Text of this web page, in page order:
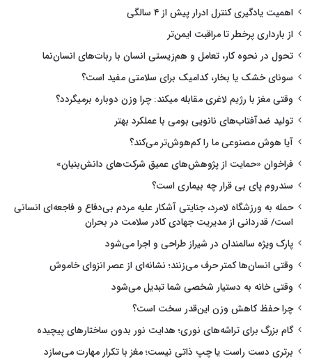
اهمیت یادگیری کنترل ادرار پیش از ۴ سالگی
از بارداری پرخطر تا مراقبت ایمن‌تر
تحول در نحوه کار، تعامل و هم‌زیستی انسان با ربات‌های انسان‌نما
سونای خشک یا بخار، کدامیک برای سلامتی مفید است؟
وقتی مغز با رژیم لاغری مقابله میکند: چرا وزن دوباره برمیگردد؟
تولید ضدآفتاب‌های نانویی بومی با عملکرد بهتر
آیا هوش مصنوعی ما را کم‌هوش‌تر می‌کند؟
فراخوان «حمایت از پژوهش‌های عمیق شرکت‌های دانش‌بنیان»
سندروم پای بی قرار چه بیماری است؟
حمله به ورزشگاه لامرد، جنایتی آشکار علیه مردم بی‌دفاع و فاجعه‌ای انسانی
است/ قدردانی از مدیریت جهادی کادر سلامت در بحران
پارک ویژه سالمندان در شیراز طراحی و اجرا می‌شود
وقتی انسان‌ها کمتر حرف می‌زنند؛ نشانه‌ای از عصر انزوای خاموش
وقتی خانه به دستیار شخصی شما تبدیل می‌شود
چرا حفظ کاهش وزن این‌قدر سخت است؟
گام بزرگ برای تراشه‌های نوری؛ هدایت نور بدون ساختارهای پیچیده
برتری دست راست یا چپ ذاتی نیست؛ مغز با تکرار مهارت می‌سازد